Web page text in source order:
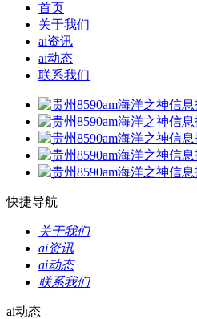
首页
关于我们
ai资讯
ai动态
联系我们
快捷导航
关于我们
ai资讯
ai动态
联系我们
ai动态